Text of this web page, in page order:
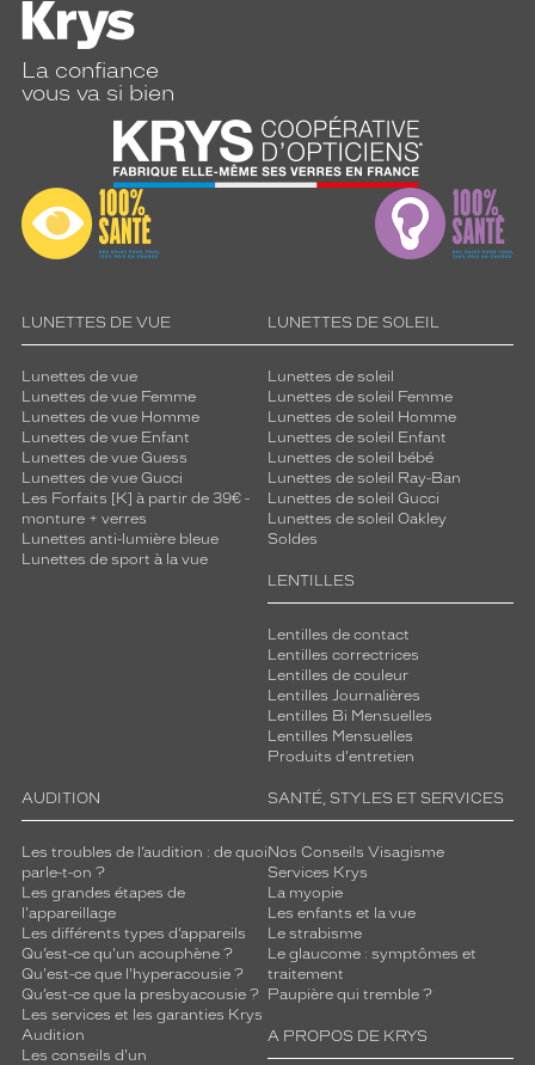
La confiance
vous va si bien
LUNETTES DE VUE
Lunettes de vue
Lunettes de vue Femme
Lunettes de vue Homme
Lunettes de vue Enfant
Lunettes de vue Guess
Lunettes de vue Gucci
Les Forfaits [K] à partir de 39€ -
monture + verres
Lunettes anti-lumière bleue
Lunettes de sport à la vue
LUNETTES DE SOLEIL
Lunettes de soleil
Lunettes de soleil Femme
Lunettes de soleil Homme
Lunettes de soleil Enfant
Lunettes de soleil bébé
Lunettes de soleil Ray-Ban
Lunettes de soleil Gucci
Lunettes de soleil Oakley
Soldes
LENTILLES
Lentilles de contact
Lentilles correctrices
Lentilles de couleur
Lentilles Journalières
Lentilles Bi Mensuelles
Lentilles Mensuelles
Produits d'entretien
AUDITION
Les troubles de l’audition : de quoi
parle-t-on ?
Les grandes étapes de
l'appareillage
Les différents types d’appareils
Qu’est-ce qu'un acouphène ?
Qu'est-ce que l'hyperacousie ?
Qu’est-ce que la presbyacousie ?
Les services et les garanties Krys
Audition
Les conseils d'un
SANTÉ, STYLES ET SERVICES
Nos Conseils Visagisme
Services Krys
La myopie
Les enfants et la vue
Le strabisme
Le glaucome : symptômes et
traitement
Paupière qui tremble ?
A PROPOS DE KRYS